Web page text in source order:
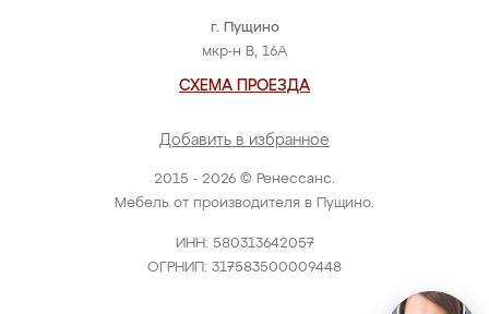
2015 - 2026 © Ренессанс.
Мебель от производителя в Пущино.
ИНН: 580313642057
ОГРНИП: 317583500009448
г. Пущино
мкр-н В, 16А
СХЕМА ПРОЕЗДА
Добавить в избранное